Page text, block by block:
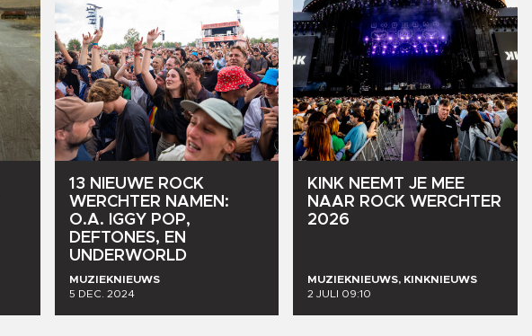
13 NIEUWE ROCK
WERCHTER NAMEN:
O.A.
IGGY POP,
DEFTONES, EN
UNDERWORLD
MUZIEKNIEUWS
5 DEC. 2024
KINK NEEMT JE MEE
NAAR ROCK WERCHTER
2026
MUZIEKNIEUWS, KINKNIEUWS
2 JULI 09:10